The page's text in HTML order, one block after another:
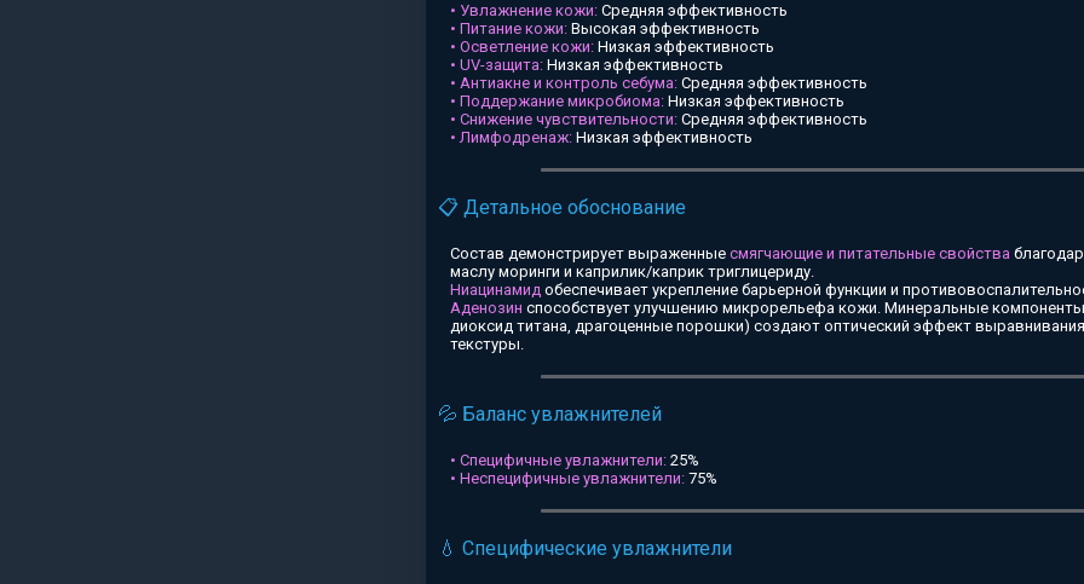
• Увлажнение кожи: Средняя эффективность
• Питание кожи: Высокая эффективность
• Осветление кожи: Низкая эффективность
• UV-защита: Низкая эффективность
• Антиакне и контроль себума: Средняя эффективность
• Поддержание микробиома: Низкая эффективность
• Снижение чувствительности: Средняя эффективность
• Лимфодренаж: Низкая эффективность
📋 Детальное обоснование
Состав демонстрирует выраженные смягчающие и питательные свойства
маслу моринги и каприлик/каприк триглицериду.
Ниацинамид обеспечивает укрепление барьерной функции и
Аденозин способствует улучшению микрорельефа кожи. Минеральные
диоксид титана, драгоценные порошки) создают оптический эффект
текстуры.
💦 Баланс увлажнителей
• Специфичные увлажнители: 25%
• Неспецифичные увлажнители: 75%
💧 Специфические увлажнители